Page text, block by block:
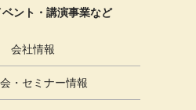
ント・講演事業など
会社情報
・セミナー情報